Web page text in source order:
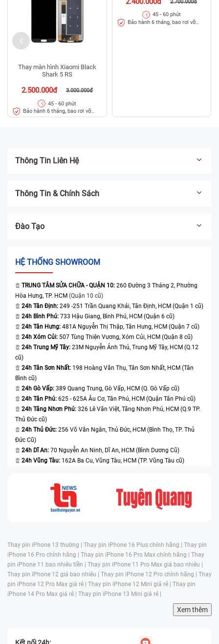
Thay màn hình Xiaomi Black
Shark 5 RS
2.500.000đ 3.000.000đ
45 - 60 phút
Bảo hành 6 tháng, bao rơi vỡ
kính
kính
Thông Tin Liên Hệ
Thông Tin & Chính Sách
Đào Tạo
HỆ THỐNG SHOWROOM
TRUNG TÂM SỬA CHỮA - QUẬN 10: 260 Đường 3 Tháng 2, Phường
Hòa Hưng, TP. HCM (Quận 10 cũ)
24h Tân Định: 249 -251 Trần Quang Khải, Tân Định, HCM (Quận 1 cũ)
24h Bình Phú: 733 Hậu Giang, Bình Phú, HCM (Quận 6 cũ)
24h Tân Hưng: 481A Nguyễn Thị Thập, Tân Hưng, HCM (Quận 7 cũ)
24h Xóm Củi: 507 Tùng Thiện Vương, Xóm Củi, HCM (Quận 8 cũ)
24h Trung Mỹ Tây: 23M Nguyễn Ảnh Thủ, Trung Mỹ Tây, HCM (Q.12
cũ)
24h Tân Sơn Nhất: 198 Hoàng Văn Thụ, Tân Sơn Nhất, HCM (Tân
Bình cũ)
24h Gò Vấp: 389 Quang Trung, Gò Vấp, HCM (Q. Gò Vấp cũ)
24h Tân Phú: 625 - 625A Âu Cơ, Tân Phú, HCM (Quận Tân Phú cũ)
24h Tăng Nhơn Phú: 326 Lê Văn Việt, Tăng Nhơn Phú, HCM (Q.9 TP.
Thủ Đức cũ)
24h Thủ Đức: 256 Võ Văn Ngân, Thủ Đức, HCM (Bình Thọ, TP. Thủ
Đức Cũ)
24h Dĩ An: 70 Nguyễn An Ninh, Dĩ An, HCM (Bình Dương Cũ)
24h Vũng Tàu: 162A Ba Cu, Vũng Tàu, HCM (TP. Vũng Tàu cũ)
Thay pin iPhone 13 thường | Thay pin iPhone 16 Plus chính hãng | Thay pin
iPhone 16 Pro chính hãng | Thay pin iPhone 16 Pro Max chính hãng | Thay
pin iPhone 11 bao nhiêu tiền | Thay pin iPhone 11 Pro Max giá bao nhiêu |
Thay pin iPhone 12 giá bao nhiêu | Thay pin iPhone 12 Pro chính hãng | Thay
pin iPhone 12 Pro Max giá rẻ | Thay pin iPhone 12 Mini giá rẻ | Thay pin
iPhone 14 Pro Max giá rẻ | Thay pin iPhone 13 Mini giá rẻ |
Xem thêm